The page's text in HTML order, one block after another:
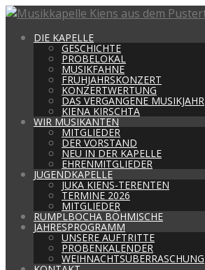
DIE KAPELLE
GESCHICHTE
PROBELOKAL
MUSIKFAHNE
FRÜHJAHRSKONZERT
KONZERTWERTUNG
DAS VERGANGENE MUSIKJAHR
KIENA KIRSCHTA
WIR MUSIKANTEN
MITGLIEDER
DER VORSTAND
NEU IN DER KAPELLE
EHRENMITGLIEDER
JUGENDKAPELLE
JUKA KIENS-TERENTEN
TERMINE 2026
MITGLIEDER
RUMPLBOCHA BÖHMISCHE
JAHRESPROGRAMM
UNSERE AUFTRITTE
PROBENKALENDER
WEIHNACHTSÜBERRASCHUNG